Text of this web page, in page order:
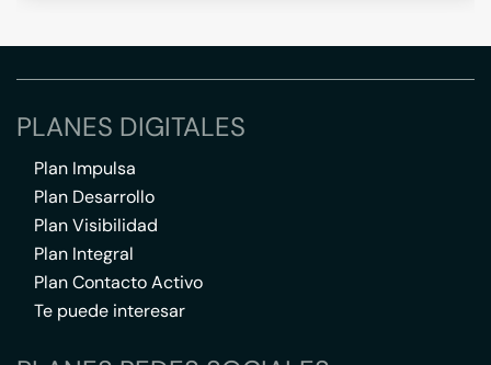
PLANES DIGITALES
Plan Impulsa
Plan Desarrollo
Plan Visibilidad
Plan Integral
Plan Contacto Activo
Te puede interesar